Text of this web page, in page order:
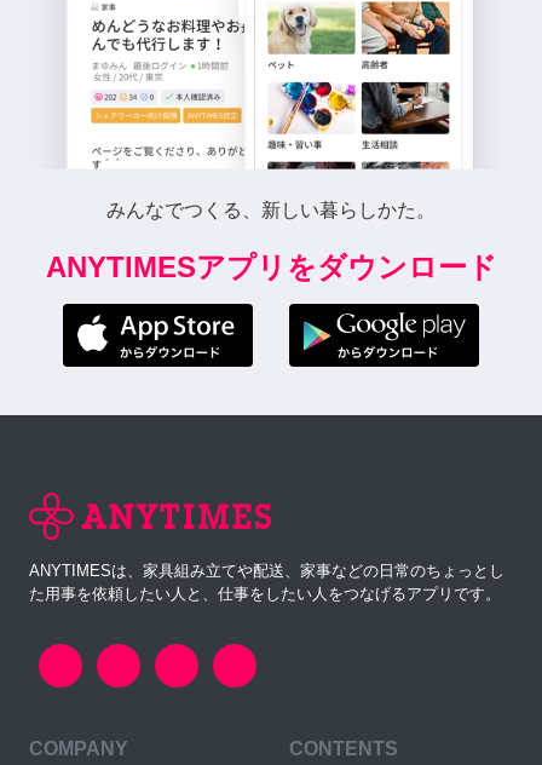
みんなでつくる、新しい暮らしかた。
ANYTIMESアプリをダウンロード
ANYTIMESは、家具組み立てや配送、家事などの日常のちょっとし
た用事を依頼したい人と、仕事をしたい人をつなげるアプリです。
COMPANY CONTENTS